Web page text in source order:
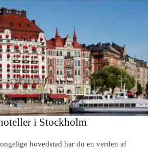
i Stockholm
hovedstad har du en verden af